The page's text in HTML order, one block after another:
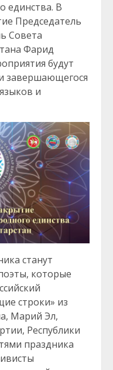
единства. В
Председатель
Совета
Фарид
будут
завершающегося
и
станут
которые
строки» из
Марий Эл,
Республики
праздника